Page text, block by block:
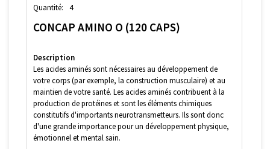
Quantité: 4
CONCAP AMINO O (120 CAPS)
Description
Les acides aminés sont nécessaires au développement de
votre corps (par exemple, la construction musculaire) et au
maintien de votre santé. Les acides aminés contribuent à la
production de protéines et sont les éléments chimiques
constitutifs d'importants neurotransmetteurs. Ils sont donc
d'une grande importance pour un développement physique,
émotionnel et mental sain.